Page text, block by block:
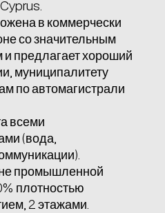
в коммерчески
со значительным
предлагает хороший
муниципалитету
по автомагистрали
всеми
(вода,
промышленной
плотностью
2 этажами.